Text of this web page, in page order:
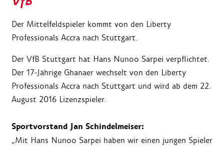
Der Mittelfeldspieler kommt von den Liberty
Professionals Accra nach Stuttgart.
Der VfB Stuttgart hat Hans Nunoo Sarpei verpflichtet.
Der 17-Jährige Ghanaer wechselt von den Liberty
Professionals Accra nach Stuttgart und wird ab dem 22.
August 2016 Lizenzspieler.
Sportvorstand Jan Schindelmeiser:
„Mit Hans Nunoo Sarpei haben wir einen jungen Spieler